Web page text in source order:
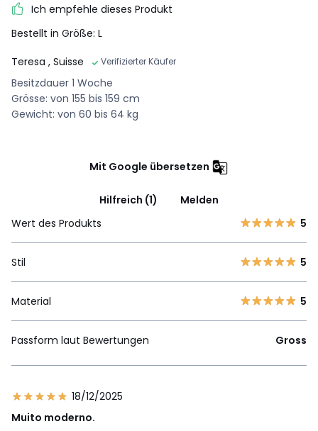
Ich empfehle dieses Produkt
Bestellt in Größe: L
Teresa , Suisse Verifizierter Käufer
Besitzdauer 1 Woche
Grösse: von 155 bis 159 cm
Gewicht: von 60 bis 64 kg
Mit Google übersetzen
Hilfreich (1)
Melden
Wert des Produkts
5
Stil 5
Material 5
Passform laut Bewertungen Gross
18/12/2025
Muito moderno.